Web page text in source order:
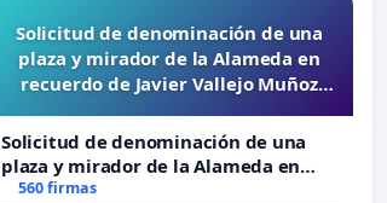
Solicitud de denominación de una
plaza y mirador de la Alameda en
recuerdo de Javier Vallejo Muñoz
Solicitud de denominación de una
plaza y mirador de la Alameda en
recuerdo de Javier Vallejo Muñoz
560 firmas